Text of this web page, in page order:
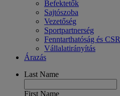
Befektetők
Sajtószoba
Vezetőség
Sportpartnerség
Fenntarthatóság és CSR
Vállalatirányítás
Árazás
Last Name
First Name